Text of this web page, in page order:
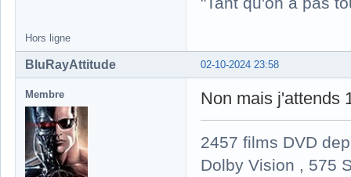
Hors ligne
02-10-2024 23:58
BluRayAttitude
Membre Non mais j'attends
2457 films DVD
Dolby Vision , 575